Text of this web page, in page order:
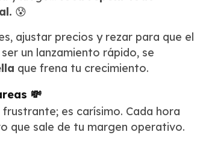
😰
ajustar precios y rezar para que el
un lanzamiento rápido, se
que frena tu crecimiento.
💸
es carísimo. Cada hora
que sale de tu margen operativo.